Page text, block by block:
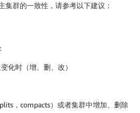
集群的一致性，请参考以下建议：
化时（增、删、改）
，compacts）或者集群中增加、删除